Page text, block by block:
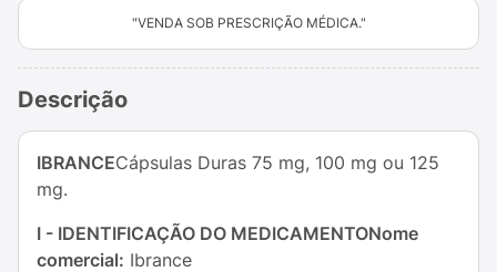
"VENDA SOB PRESCRIÇÃO MÉDICA."
Descrição
IBRANCECápsulas Duras 75 mg, 100 mg ou 125
mg.
I - IDENTIFICAÇÃO DO MEDICAMENTONome
comercial: Ibrance